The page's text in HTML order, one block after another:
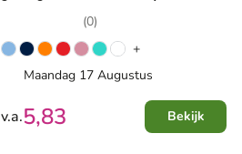
vacuüm isolatie - in geschenkdoos
(0)
+
Maandag 17 Augustus
v.a.5,83 Bekijk